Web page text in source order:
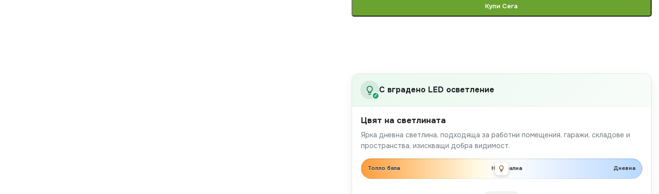
Купи Сега
✓
С вградено LED осветление
Цвят на светлината
Ярка дневна светлина, подходяща за работни помещения, гаражи, складове и
пространства, изискващи добра видимост.
Топло бяла Неутрална Дневна